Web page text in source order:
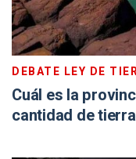
DEBATE LEY DE
Cuál es la
cantidad de